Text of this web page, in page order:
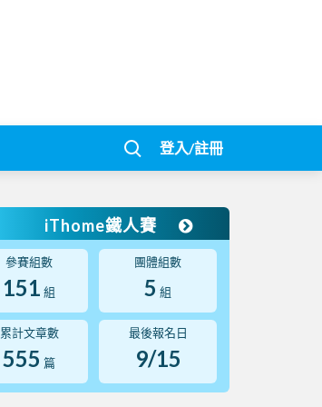
登入/註冊
iThome鐵人賽
參賽組數
151 組
團體組數
5 組
累計文章數
555 篇
最後報名日
9/15